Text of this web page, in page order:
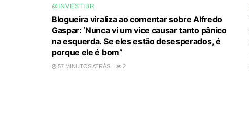
@INVESTIBR
Blogueira viraliza ao comentar sobre Alfredo
Gaspar: ‘Nunca vi um vice causar tanto pânico
na esquerda. Se eles estão desesperados, é
porque ele é bom”
57 MINUTOS ATRÁS 2